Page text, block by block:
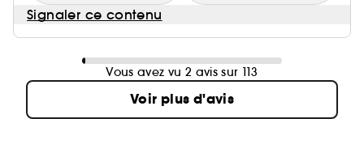
Signaler ce contenu
Vous avez vu 2 avis sur 113
Voir plus d'avis